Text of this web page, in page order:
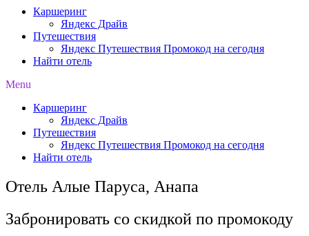
Каршеринг
Яндекс Драйв
Путешествия
Яндекс Путешествия Промокод на сегодня
Найти отель
Menu
Каршеринг
Яндекс Драйв
Путешествия
Яндекс Путешествия Промокод на сегодня
Найти отель
Отель Алые Паруса, Анапа
Забронировать со скидкой по промокоду